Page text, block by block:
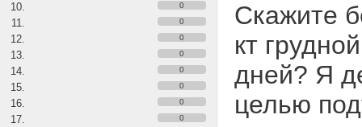
0
0
0
0
0
0
0
0
Скажите
кт
дней? Я
целью